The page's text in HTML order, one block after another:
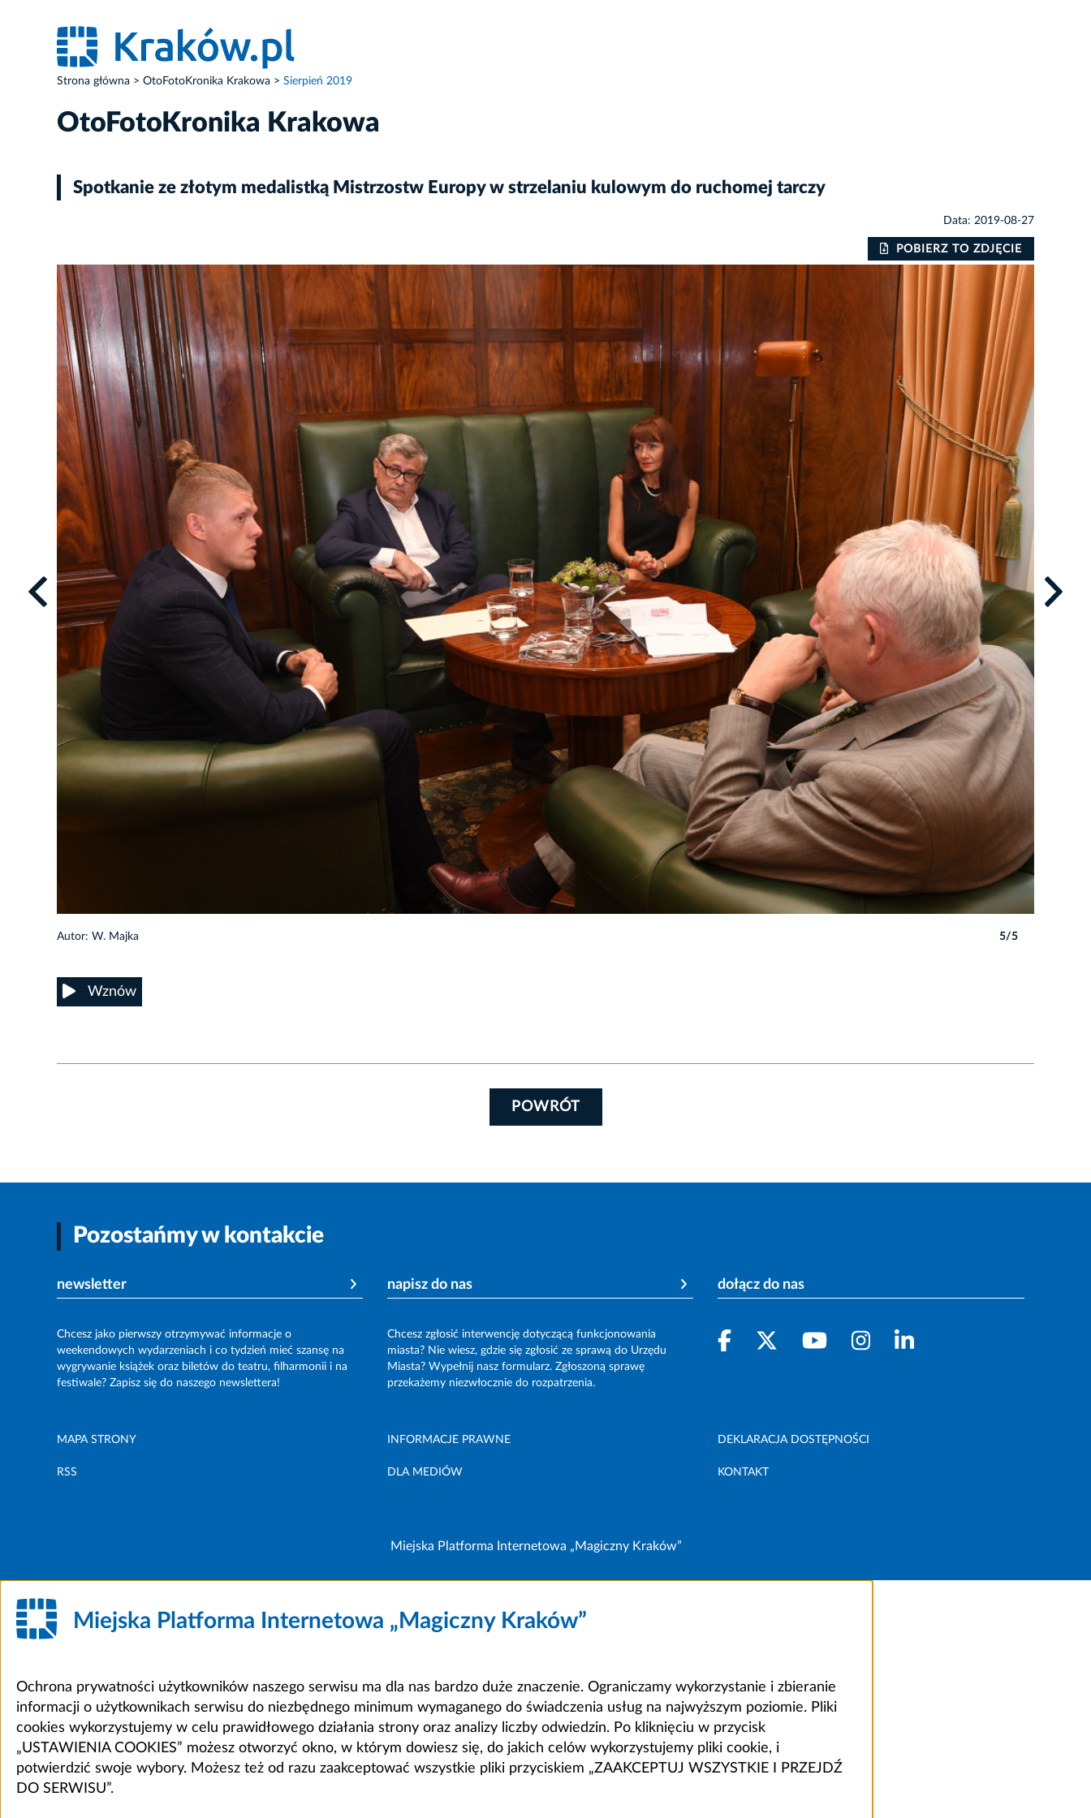
Strona główna OtoFotoKronika Krakowa Sierpień 2019
OtoFotoKronika Krakowa
Spotkanie ze złotym medalistką Mistrzostw Europy w strzelaniu kulowym do ruchomej tarczy
Data: 2019-08-27
POBIERZ TO ZDJĘCIE
Autor: W. Majka 5/5
Wznów
POWRÓT
Pozostańmy w kontakcie
newsletter
Chcesz jako pierwszy otrzymywać informacje o
weekendowych wydarzeniach i co tydzień mieć szansę na
wygrywanie książek oraz biletów do teatru, filharmonii i na
festiwale? Zapisz się do naszego newslettera!
napisz do nas
Chcesz zgłosić interwencję dotyczącą funkcjonowania
miasta? Nie wiesz, gdzie się zgłosić ze sprawą do Urzędu
Miasta? Wypełnij nasz formularz. Zgłoszoną sprawę
przekażemy niezwłocznie do rozpatrzenia.
dołącz do nas
MAPA STRONY INFORMACJE PRAWNE DEKLARACJA DOSTĘPNOŚCI
RSS DLA MEDIÓW KONTAKT
Miejska Platforma Internetowa „Magiczny Kraków”
Miejska Platforma Internetowa „Magiczny Kraków”
Ochrona prywatności użytkowników naszego serwisu ma dla nas bardzo duże znaczenie. Ograniczamy wykorzystanie i zbieranie
informacji o użytkownikach serwisu do niezbędnego minimum wymaganego do świadczenia usług na najwyższym poziomie. Pliki
cookies wykorzystujemy w celu prawidłowego działania strony oraz analizy liczby odwiedzin. Po kliknięciu w przycisk
„USTAWIENIA COOKIES” możesz otworzyć okno, w którym dowiesz się, do jakich celów wykorzystujemy pliki cookie, i
potwierdzić swoje wybory. Możesz też od razu zaakceptować wszystkie pliki przyciskiem „ZAAKCEPTUJ WSZYSTKIE I PRZEJDŹ
DO SERWISU”.